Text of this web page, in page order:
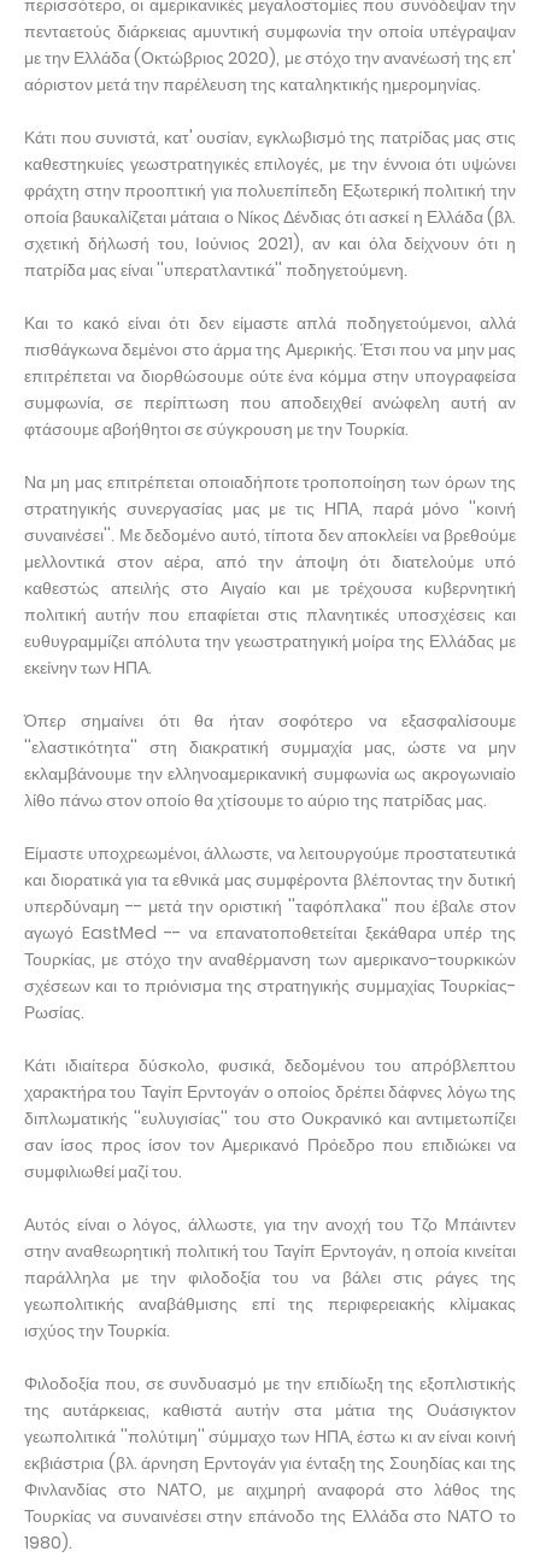
περισσότερο, οι αμερικανικές μεγαλοστομίες που συνόδεψαν την
πενταετούς διάρκειας αμυντική συμφωνία την οποία υπέγραψαν
με την Ελλάδα (Οκτώβριος 2020), με στόχο την ανανέωσή της επ'
αόριστον μετά την παρέλευση της καταληκτικής ημερομηνίας.
Κάτι που συνιστά, κατ' ουσίαν, εγκλωβισμό της πατρίδας μας στις
καθεστηκυίες γεωστρατηγικές επιλογές, με την έννοια ότι υψώνει
φράχτη στην προοπτική για πολυεπίπεδη Εξωτερική πολιτική την
οποία βαυκαλίζεται μάταια ο Νίκος Δένδιας ότι ασκεί η Ελλάδα (βλ.
σχετική δήλωσή του, Ιούνιος 2021), αν και όλα δείχνουν ότι η
πατρίδα μας είναι ''υπερατλαντικά'' ποδηγετούμενη.
Και το κακό είναι ότι δεν είμαστε απλά ποδηγετούμενοι, αλλά
πισθάγκωνα δεμένοι στο άρμα της Αμερικής. Έτσι που να μην μας
επιτρέπεται να διορθώσουμε ούτε ένα κόμμα στην υπογραφείσα
συμφωνία, σε περίπτωση που αποδειχθεί ανώφελη αυτή αν
φτάσουμε αβοήθητοι σε σύγκρουση με την Τουρκία.
Να μη μας επιτρέπεται οποιαδήποτε τροποποίηση των όρων της
στρατηγικής συνεργασίας μας με τις ΗΠΑ, παρά μόνο ''κοινή
συναινέσει''. Με δεδομένο αυτό, τίποτα δεν αποκλείει να βρεθούμε
μελλοντικά στον αέρα, από την άποψη ότι διατελούμε υπό
καθεστώς απειλής στο Αιγαίο και με τρέχουσα κυβερνητική
πολιτική αυτήν που επαφίεται στις πλανητικές υποσχέσεις και
ευθυγραμμίζει απόλυτα την γεωστρατηγική μοίρα της Ελλάδας με
εκείνην των ΗΠΑ.
Όπερ σημαίνει ότι θα ήταν σοφότερο να εξασφαλίσουμε
''ελαστικότητα'' στη διακρατική συμμαχία μας, ώστε να μην
εκλαμβάνουμε την ελληνοαμερικανική συμφωνία ως ακρογωνιαίο
λίθο πάνω στον οποίο θα χτίσουμε το αύριο της πατρίδας μας.
Είμαστε υποχρεωμένοι, άλλωστε, να λειτουργούμε προστατευτικά
και διορατικά για τα εθνικά μας συμφέροντα βλέποντας την δυτική
υπερδύναμη -- μετά την οριστική ''ταφόπλακα'' που έβαλε στον
αγωγό EastMed -- να επανατοποθετείται ξεκάθαρα υπέρ της
Τουρκίας, με στόχο την αναθέρμανση των αμερικανο-τουρκικών
σχέσεων και το πριόνισμα της στρατηγικής συμμαχίας Τουρκίας-
Ρωσίας.
Κάτι ιδιαίτερα δύσκολο, φυσικά, δεδομένου του απρόβλεπτου
χαρακτήρα του Ταγίπ Ερντογάν ο οποίος δρέπει δάφνες λόγω της
διπλωματικής ''ευλυγισίας'' του στο Ουκρανικό και αντιμετωπίζει
σαν ίσος προς ίσον τον Αμερικανό Πρόεδρο που επιδιώκει να
συμφιλιωθεί μαζί του.
Αυτός είναι ο λόγος, άλλωστε, για την ανοχή του Τζο Μπάιντεν
στην αναθεωρητική πολιτική του Ταγίπ Ερντογάν, η οποία κινείται
παράλληλα με την φιλοδοξία του να βάλει στις ράγες της
γεωπολιτικής αναβάθμισης επί της περιφερειακής κλίμακας
ισχύος την Τουρκία.
Φιλοδοξία που, σε συνδυασμό με την επιδίωξη της εξοπλιστικής
της αυτάρκειας, καθιστά αυτήν στα μάτια της Ουάσιγκτον
γεωπολιτικά ''πολύτιμη'' σύμμαχο των ΗΠΑ, έστω κι αν είναι κοινή
εκβιάστρια (βλ. άρνηση Ερντογάν για ένταξη της Σουηδίας και της
Φινλανδίας στο ΝΑΤΟ, με αιχμηρή αναφορά στο λάθος της
Τουρκίας να συναινέσει στην επάνοδο της Ελλάδα στο ΝΑΤΟ το
1980).